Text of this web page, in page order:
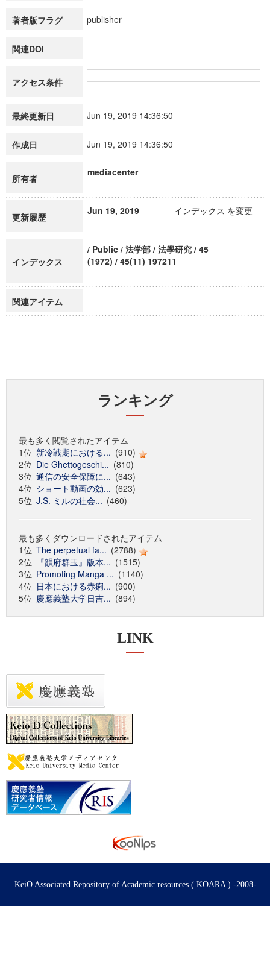
著者版フラグ publisher
関連DOI
アクセス条件
最終更新日 Jun 19, 2019 14:36:50
作成日 Jun 19, 2019 14:36:50
所有者
mediacenter
更新履歴
Jun 19, 2019 インデックス を変更
インデックス
/ Public / 法学部 / 法學研究 / 45
(1972) / 45(11) 197211
関連アイテム
ランキング
最も多く閲覧されたアイテム
1位 新冷戦期における... (910)
2位 Die Ghettogeschi... (810)
3位 通信の安全保障に... (643)
4位 ショート動画の効... (623)
5位 J.S. ミルの社会... (460)
最も多くダウンロードされたアイテム
1位 The perpetual fa... (2788)
2位
『韻府群玉』版本... (1515)
3位 Promoting Manga ... (1140)
4位 日本における赤痢... (900)
5位 慶應義塾大学日吉... (894)
LINK
KeiO Associated Repository of Academic resources ( KOARA ) -2008-